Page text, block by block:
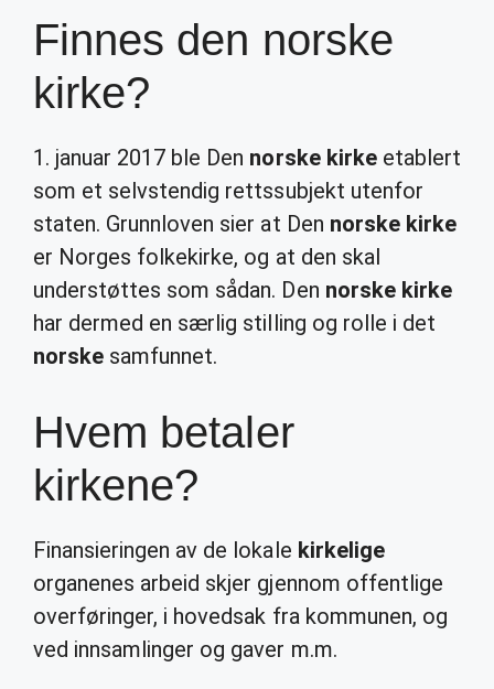
Finnes den norske
kirke?
1. januar 2017 ble Den norske kirkeetablert
som et selvstendig rettssubjekt utenfor
staten. Grunnloven sier at Den norske kirke
er Norges folkekirke, og at den skal
understøttes som sådan. Den norske kirke
har dermed en særlig stilling og rolle i det
norske samfunnet.
Hvem betaler
kirkene?
Finansieringen av de lokale kirkelige
organenes arbeid skjer gjennom offentlige
overføringer, i hovedsak fra kommunen, og
ved innsamlinger og gaver m.m.